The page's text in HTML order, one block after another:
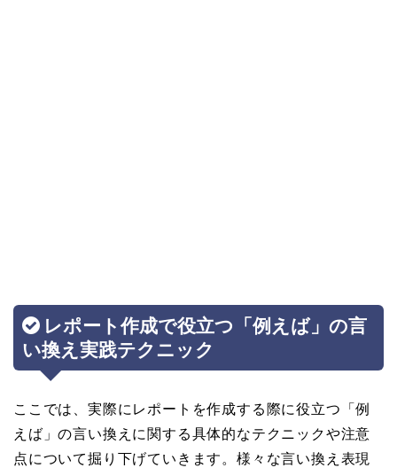
レポート作成で役立つ「例えば」の言
い換え実践テクニック
ここでは、実際にレポートを作成する際に役立つ「例
えば」の言い換えに関する具体的なテクニックや注意
点について掘り下げていきます。様々な言い換え表現